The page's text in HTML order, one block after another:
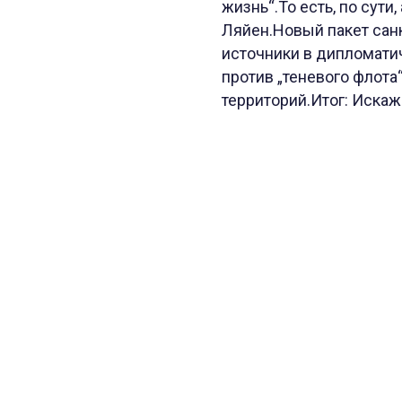
жизнь“.То есть, по
Ляйен.Новый пакет
источники в
против „теневого
территорий.Итог: